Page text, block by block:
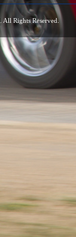
. All Rights Reserved.